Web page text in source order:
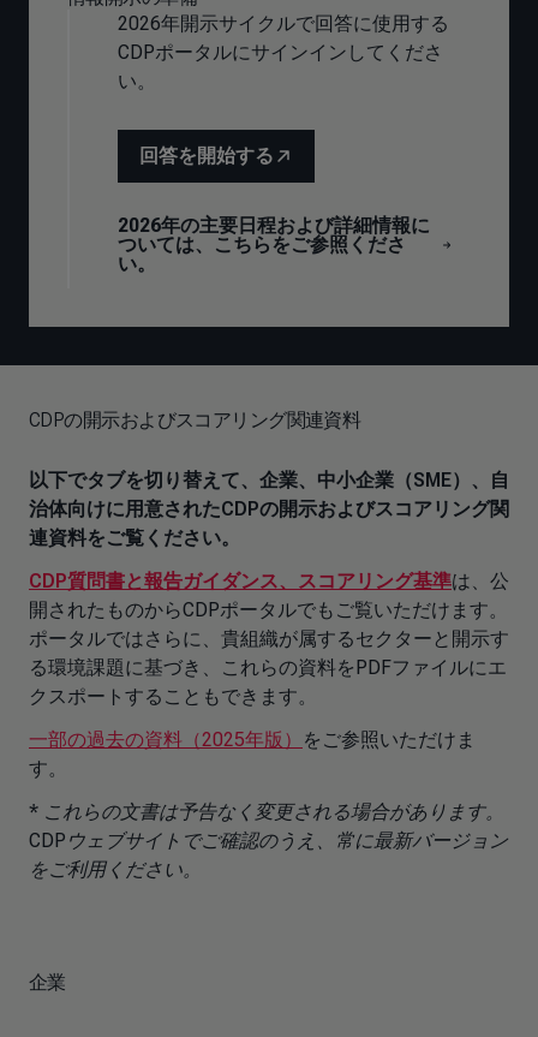
2026年開示サイクルで回答に使用する
CDPポータルにサインインしてくださ
い。
回答を開始する
2026年の主要日程および詳細情報に
ついては、こちらをご参照くださ
い。
CDPの開示およびスコアリング関連資料
以下でタブを切り替えて、企業、中小企業（SME）、自
治体向けに用意されたCDPの開示およびスコアリング関
連資料をご覧ください。
CDP質問書と報告ガイダンス、スコアリング基準は、公
開されたものからCDPポータルでもご覧いただけます。
ポータルではさらに、貴組織が属するセクターと開示す
る環境課題に基づき、これらの資料をPDFファイルにエ
クスポートすることもできます。
一部の過去の資料（2025年版）
をご参照いただけま
す。
* これらの文書は予告なく変更される場合があります。
CDPウェブサイトでご確認のうえ、常に最新バージョン
をご利用ください。
企業